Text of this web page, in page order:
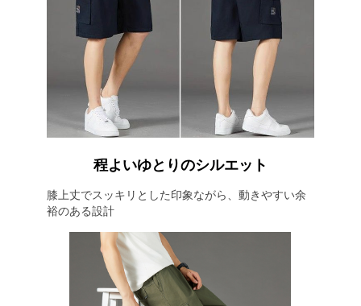
程よいゆとりのシルエット
膝上丈でスッキリとした印象ながら、動きやすい余
裕のある設計